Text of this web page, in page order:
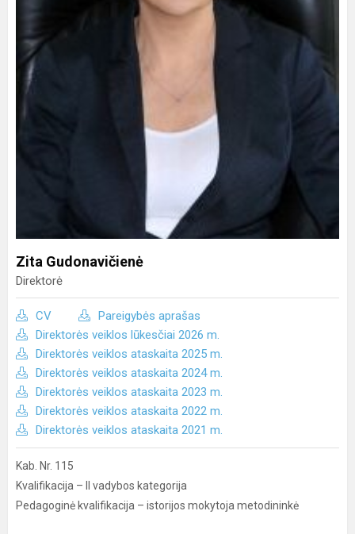
Zita Gudonavičienė
Direktorė
CV
Pareigybės aprašas
Direktorės veiklos lūkesčiai 2026 m.
Direktorės veiklos ataskaita 2025 m.
Direktorės veiklos ataskaita 2024 m.
Direktorės veiklos ataskaita 2023 m.
Direktorės veiklos ataskaita 2022 m.
Direktorės veiklos ataskaita 2021 m.
Kab. Nr. 115
Kvalifikacija – II vadybos kategorija
Pedagoginė kvalifikacija – istorijos mokytoja metodininkė